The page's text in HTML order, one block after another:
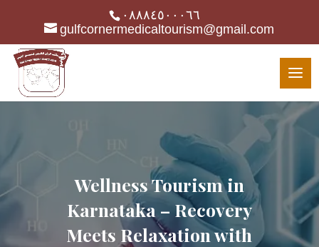
٠٨٨٨٤٥٠٠٠٦٦
gulfcornermedicaltourism@gmail.com
Wellness Tourism in
Karnataka – Recovery
Meets Relaxation with